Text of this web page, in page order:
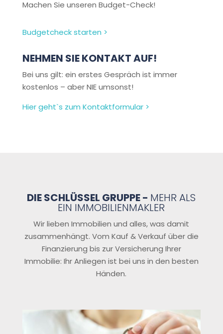
Machen Sie unseren Budget-Check!
Budgetcheck starten >
NEHMEN SIE KONTAKT AUF!
Bei uns gilt: ein erstes Gespräch ist immer
kostenlos – aber NIE umsonst!
Hier geht`s zum Kontaktformular >
DIE SCHLÜSSEL GRUPPE - MEHR ALS
EIN IMMOBILIENMAKLER
Wir lieben Immobilien und alles, was damit
zusammenhängt. Vom Kauf & Verkauf über die
Finanzierung bis zur Versicherung Ihrer
Immobilie: Ihr Anliegen ist bei uns in den besten
Händen.